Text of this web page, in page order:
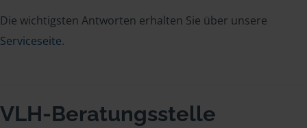
Die wichtigsten Antworten erhalten Sie über unsere
Serviceseite.
VLH-Beratungsstelle